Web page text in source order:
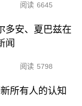
阅读 6645
多安、夏巴兹在
闻
阅读 5798
所有人的认知